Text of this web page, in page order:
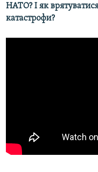
НАТО? І як
катастрофи?